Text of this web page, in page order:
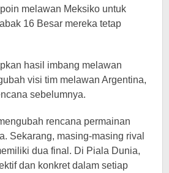
melawan Meksiko untuk
16 Besar mereka tetap
hasil imbang melawan
visi tim melawan Argentina,
sebelumnya.
rencana permainan
Sekarang, masing-masing rival
dua final. Di Piala Dunia,
dan konkret dalam setiap